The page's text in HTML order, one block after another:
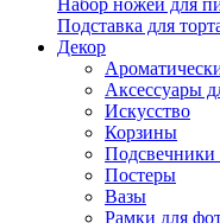
Набор ножей для
Подставка для
Декор
Аксессуары
Искусство
Корзины
Подсвечники
Постеры
Вазы
Рамки для